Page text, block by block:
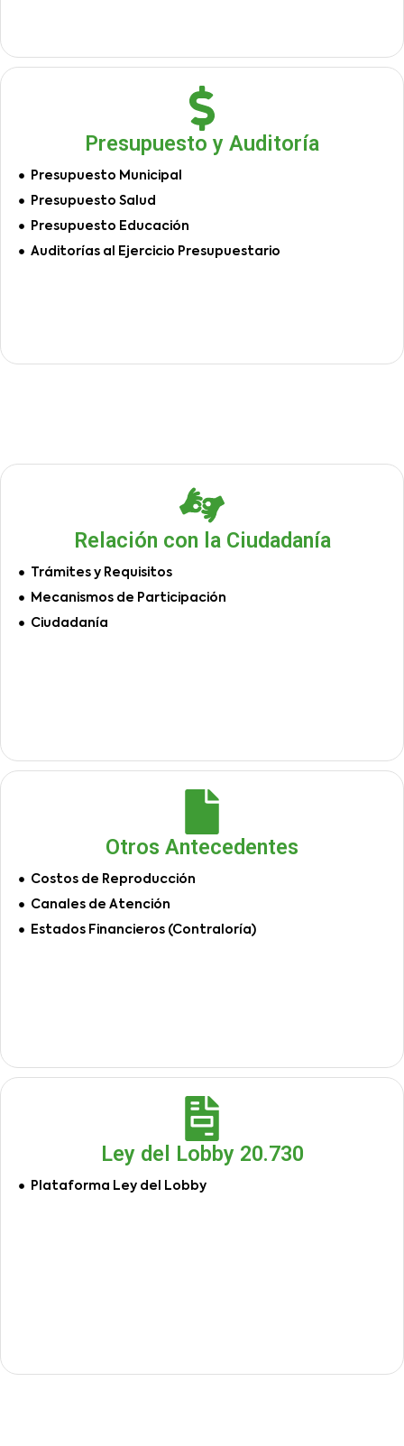
Presupuesto y Auditoría
Presupuesto Municipal
Presupuesto Salud
Presupuesto Educación
Auditorías al Ejercicio Presupuestario
Relación con la Ciudadanía
Trámites y Requisitos
Mecanismos de Participación
Ciudadanía
Otros Antecedentes
Costos de Reproducción
Canales de Atención
Estados Financieros (Contraloría)
Ley del Lobby 20.730
Plataforma Ley del Lobby